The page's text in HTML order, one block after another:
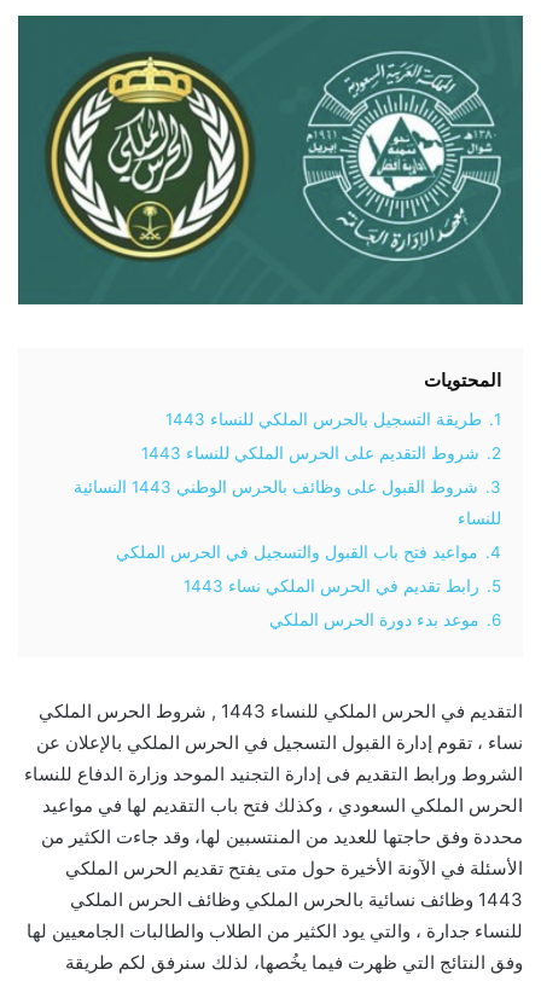
المحتويات
1.
طريقة التسجيل بالحرس الملكي للنساء 1443
2.
شروط التقديم على الحرس الملكي للنساء 1443
3.
شروط القبول على وظائف بالحرس الوطني 1443 النسائية
للنساء
4.
مواعيد فتح باب القبول والتسجيل في الحرس الملكي
5.
رابط تقديم في الحرس الملكي نساء 1443
6.
موعد بدء دورة الحرس الملكي
التقديم في الحرس الملكي للنساء 1443 , شروط الحرس الملكي
نساء ، تقوم إدارة القبول التسجيل في الحرس الملكي بالإعلان عن
الشروط ورابط التقديم فى إدارة التجنيد الموحد وزارة الدفاع للنساء
الحرس الملكي السعودي ، وكذلك فتح باب التقديم لها في مواعيد
محددة وفق حاجتها للعديد من المنتسبين لها، وقد جاءت الكثير من
الأسئلة في الآونة الأخيرة حول متى يفتح تقديم الحرس الملكي
1443 وظائف نسائية بالحرس الملكي وظائف الحرس الملكي
للنساء جدارة ، والتي يود الكثير من الطلاب والطالبات الجامعيين لها
وفق النتائج التي ظهرت فيما يخُصها، لذلك سنرفق لكم طريقة